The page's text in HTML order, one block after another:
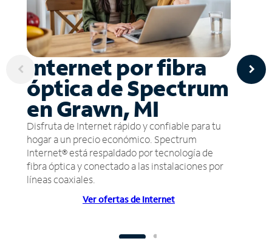
Internet por fibra
óptica de Spectrum
en Grawn, MI
Disfruta de Internet rápido y confiable para tu
hogar a un precio económico. Spectrum
Internet® está respaldado por tecnología de
fibra óptica y conectado a las instalaciones por
líneas coaxiales.
Ver ofertas de Internet